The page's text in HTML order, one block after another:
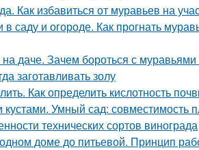
Как избавиться от муравьев на
и огороде. Как прогнать
даче. Зачем бороться с
заготавливать золу
Как определить кислотность
Умный сад: совместимость
технических сортов винограда
доме до питьевой. Принцип